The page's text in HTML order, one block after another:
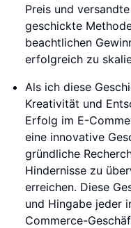
Preis und
geschickte
beachtlichen
erfolgreich zu
Als ich diese
Kreativität und
Erfolg im E-
eine innovative
gründliche
Hindernisse zu
erreichen. Diese
und Hingabe jeder
Commerce-